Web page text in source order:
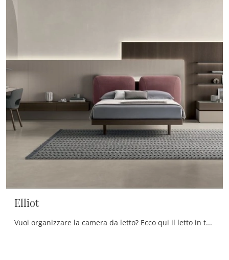
Elliot
Vuoi organizzare la camera da letto? Ecco qui il letto in tessuto Elliot di Tomasella per spazi design.